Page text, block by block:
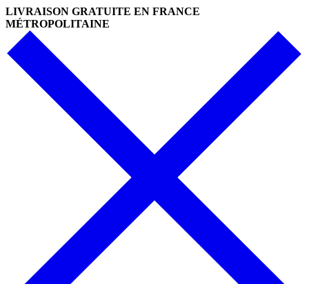
Skip
to
content
LIVRAISON GRATUITE EN FRANCE
MÉTROPOLITAINE